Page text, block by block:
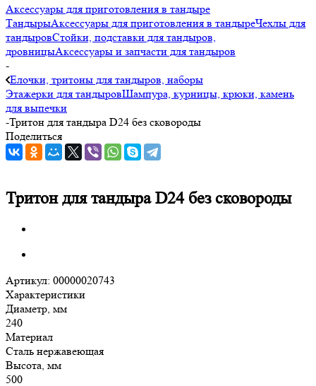
Аксессуары для приготовления в тандыре
ТандырыАксессуары для приготовления в тандыреЧехлы для
тандыровСтойки, подставки для тандыров,
дровницыАксессуары и запчасти для тандыров
-
Елочки, тритоны для тандыров, наборы
Этажерки для тандыровШампура, курницы, крюки, камень
для выпечки
-Тритон для тандыра D24 без сковороды
Поделиться
Тритон для тандыра D24 без сковороды
Артикул: 00000020743
Характеристики
Диаметр, мм
240
Материал
Сталь нержавеющая
Высота, мм
500